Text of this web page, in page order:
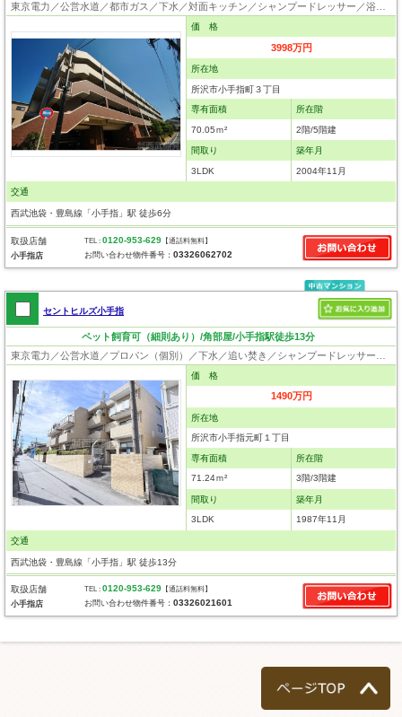
東京電力／公営水道／都市ガス／下水／対面キッチン／シャンプードレッサー／浴室換気乾燥機／ウォシュレット／システムキッチン／浄水器／ウォークインクローゼット／クローゼット／オートロック／エレベータ／ペット相談
価 格
3998万円
所在地
所沢市小手指町３丁目
専有面積
70.05ｍ²
所在階
2階/5階建
間取り
3LDK
築年月
2004年11月
交通
西武池袋・豊島線「小手指」駅 徒歩6分
取扱店舗
小手指店
TEL :0120-953-629 【通話料無料】
お問い合わせ物件番号：03326062702
セントヒルズ小手指
ペット飼育可（細則あり）/角部屋/小手指駅徒歩13分
価 格
1490万円
所在地
所沢市小手指元町１丁目
専有面積
71.24ｍ²
所在階
3階/3階建
間取り
3LDK
築年月
1987年11月
交通
西武池袋・豊島線「小手指」駅 徒歩13分
取扱店舗
小手指店
TEL :0120-953-629 【通話料無料】
お問い合わせ物件番号：03326021601